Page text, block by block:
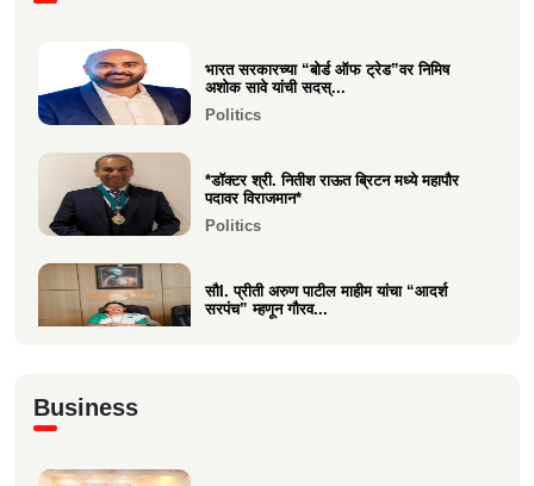
नीरज चुरी निर्मित“साबर बोंडं” – अनेक
आंतरराष्ट्रीय पुरस्कारा...
Entertainment
भारत सरकारच्या “बोर्ड ऑफ ट्रेड”वर निमिष
अशोक सावे यांची सदस्...
Politics
*डॉक्टर श्री. नितीश राऊत ब्रिटन मध्ये महापौर
पदावर विराजमान*
Politics
सौI. प्रीती अरुण पाटील माहीम यांचा “आदर्श
सरपंच” म्हणून गौरव...
Business